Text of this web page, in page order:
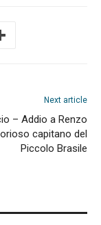
Next article
– Addio a Renzo
capitano del
Piccolo Brasile